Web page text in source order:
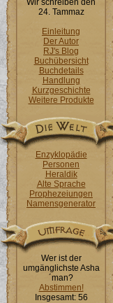
Wir schreiben den
24. Tammaz
Einleitung
Der Autor
RJ's Blog
Buchübersicht
Buchdetails
Handlung
Kurzgeschichte
Weitere Produkte
Enzyklopädie
Personen
Heraldik
Alte Sprache
Prophezeiungen
Namensgenerator
Wer ist der
umgänglichste Asha
´man?
Abstimmen!
Insgesamt: 56